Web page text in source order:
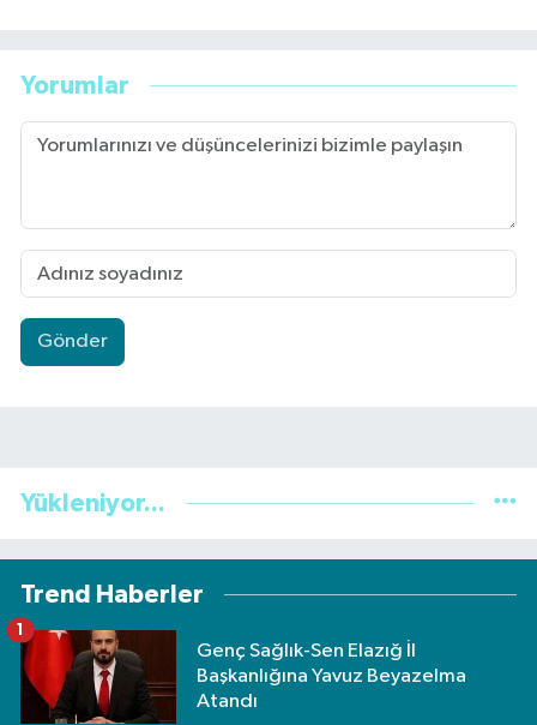
Yorumlar
Gönder
Yükleniyor...
Trend Haberler
Genç Sağlık-Sen Elazığ İl
Başkanlığına Yavuz Beyazelma
Atandı
1